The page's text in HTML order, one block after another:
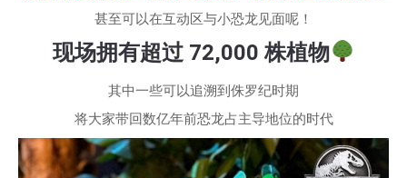
甚至可以在互动区与小恐龙见面呢！
现场拥有超过 72,000 株植物
其中一些可以追溯到侏罗纪时期
将大家带回数亿年前恐龙占主导地位的时代